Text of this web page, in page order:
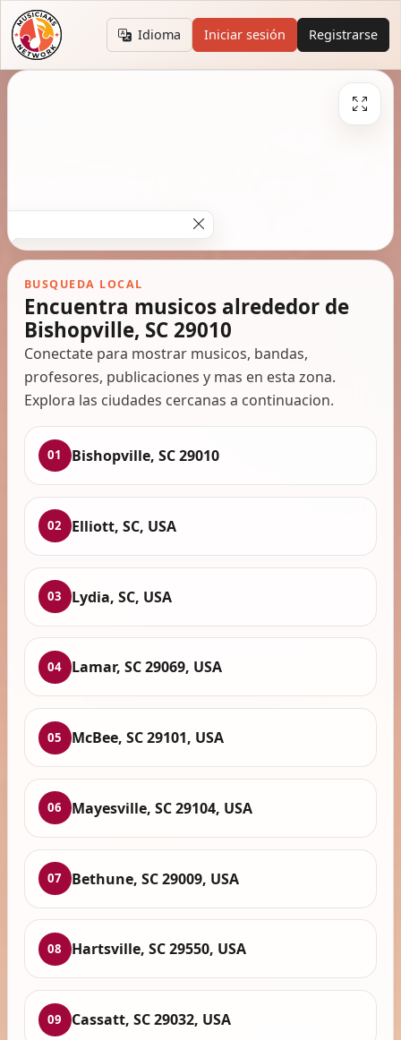
Idioma Iniciar sesión Registrarse
BUSQUEDA LOCAL
Encuentra musicos alrededor de
Bishopville, SC 29010
Conectate para mostrar musicos, bandas,
profesores, publicaciones y mas en esta zona.
Explora las ciudades cercanas a continuacion.
01 Bishopville, SC 29010
02 Elliott, SC, USA
03 Lydia, SC, USA
04 Lamar, SC 29069, USA
05 McBee, SC 29101, USA
06 Mayesville, SC 29104, USA
07 Bethune, SC 29009, USA
08 Hartsville, SC 29550, USA
09 Cassatt, SC 29032, USA